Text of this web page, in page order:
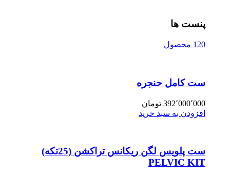
پنست ها
120 محصول
ست کامل حنجره
392٬000٬000 تومان
افزودن به سبد خرید
ست پلویس لگن ریکانس تراکشن (25تکه)
PELVIC KIT